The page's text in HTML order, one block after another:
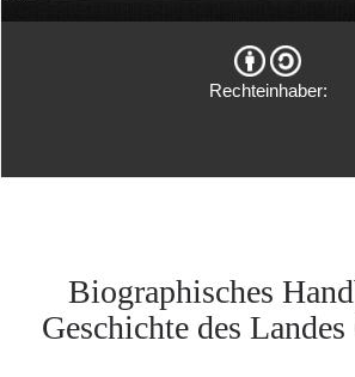
Rechteinhaber:
Biographisches
Geschichte des